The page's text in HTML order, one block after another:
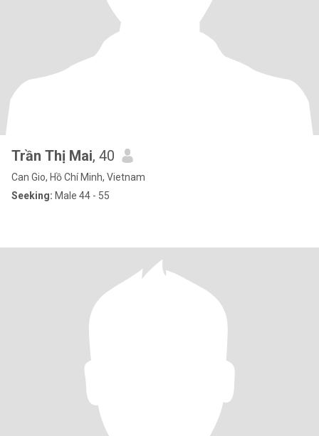
Trần Thị Mai, 40
Can Gio, Hồ Chí Minh, Vietnam
Seeking: Male 44 - 55